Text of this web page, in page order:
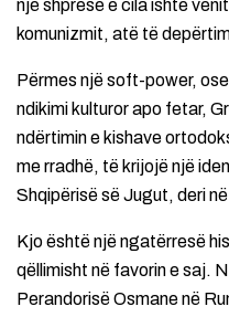
një shpresë e cila ishte
komunizmit, atë të
Përmes një soft-power,
ndikimi kulturor apo fetar,
ndërtimin e kishave
me rradhë, të krijojë një
Shqipërisë së Jugut, deri
Kjo është një ngatërresë
qëllimisht në favorin e saj.
Perandorisë Osmane në